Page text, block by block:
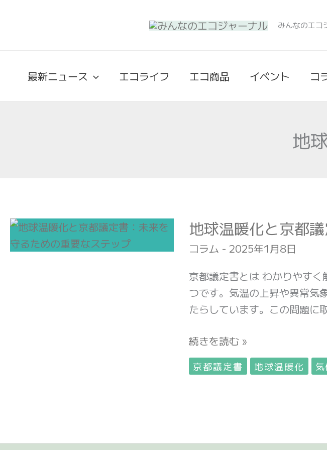
みんなのエコ
最新ニュース エコライフ エコ商品 イベント コ
地
地球温暖化と京都
コラム - 2025年1月8日
京都議定書とは わかりやす
つです。気温の上昇や異常気
たらしています。この問題
地
球
暖
化
と
都
議
定
を
続きを読む »
京都議定書 地球温暖化